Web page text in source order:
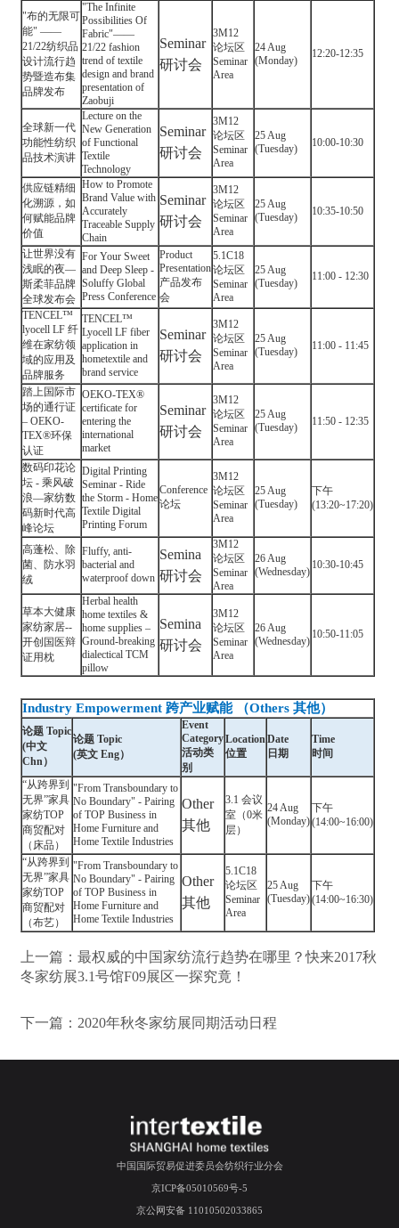
"布的无限可
能" ——
21/22纺织品
设计流行趋
势暨造布集
品牌发布
"The Infinite
Possibilities Of
Fabric"——
21/22 fashion
trend of textile
design and brand
presentation of
Zaobuji
Seminar
研讨会
3M12
论坛区
Seminar
Area
24 Aug
(Monday)
12:20-12:35
全球新一代
功能性纺织
品技术演讲
Lecture on the
New Generation
of Functional
Textile
Technology
Seminar
研讨会
3M12
论坛区
Seminar
Area
25 Aug
(Tuesday)
10:00-10:30
供应链精细
化溯源，如
何赋能品牌
价值
How to Promote
Brand Value with
Accurately
Traceable Supply
Chain
Seminar
研讨会
3M12
论坛区
Seminar
Area
25 Aug
(Tuesday)
10:35-10:50
让世界没有
浅眠的夜—
斯柔菲品牌
全球发布会
For Your Sweet
and Deep Sleep -
Soluffy Global
Press Conference
Product
Presentation
产品发布
会
5.1C18
论坛区
Seminar
Area
25 Aug
(Tuesday)
11:00 - 12:30
TENCEL™
lyocell LF 纤
维在家纺领
域的应用及
品牌服务
TENCEL™
Lyocell LF fiber
application in
hometextile and
brand service
Seminar
研讨会
3M12
论坛区
Seminar
Area
25 Aug
(Tuesday)
11:00 - 11:45
踏上国际市
场的通行证
– OEKO-
TEX®环保
认证
OEKO-TEX®
certificate for
entering the
international
market
Seminar
研讨会
3M12
论坛区
Seminar
Area
25 Aug
(Tuesday)
11:50 - 12:35
数码印花论
坛 - 乘风破
浪––家纺数
码新时代高
峰论坛
Digital Printing
Seminar - Ride
the Storm - Home
Textile Digital
Printing Forum
Conference
论坛
3M12
论坛区
Seminar
Area
25 Aug
(Tuesday)
下午
(13:20~17:20)
高蓬松、除
菌、防水羽
绒
Fluffy, anti-
bacterial and
waterproof down
Semina
研讨会
3M12
论坛区
Seminar
Area
26 Aug
(Wednesday)
10:30-10:45
草本大健康
家纺家居--
开创国医辩
证用枕
Herbal health
home textiles &
home supplies –
Ground-breaking
dialectical TCM
pillow
Semina
研讨会
3M12
论坛区
Seminar
Area
26 Aug
(Wednesday)
10:50-11:05
Industry Empowerment 跨产业赋能 （Others 其他）
论题 Topic
(中文
Chn）
论题 Topic
(英文 Eng）
Event
Category
活动类
别
Location
位置
Date
日期
Time
时间
“从跨界到
无界”家具
家纺TOP
商贸配对
（床品）
"From Transboundary to
No Boundary" - Pairing
of TOP Business in
Home Furniture and
Home Textile Industries
Other
其他
3.1 会议
室（0米
层）
24 Aug
(Monday)
下午
(14:00~16:00)
“从跨界到
无界”家具
家纺TOP
商贸配对
（布艺）
"From Transboundary to
No Boundary" - Pairing
of TOP Business in
Home Furniture and
Home Textile Industries
Other
其他
5.1C18
论坛区
Seminar
Area
25 Aug
(Tuesday)
下午
(14:00~16:30)
上一篇： 最权威的中国家纺流行趋势在哪里？快来2017秋
冬家纺展3.1号馆F09展区一探究竟！
下一篇： 2020年秋冬家纺展同期活动日程
中国国际贸易促进委员会纺织行业分会
京ICP备05010569号-5
京公网安备 11010502033865